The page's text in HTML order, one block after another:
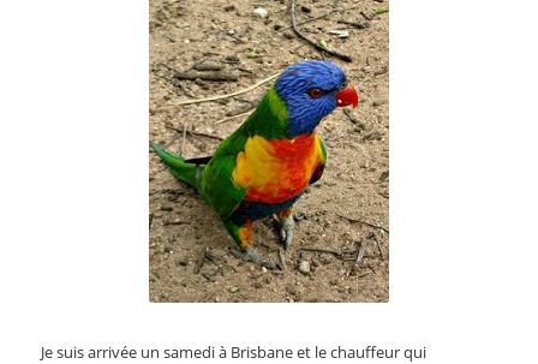
Je suis arrivée un samedi à Brisbane et le chauffeur qui